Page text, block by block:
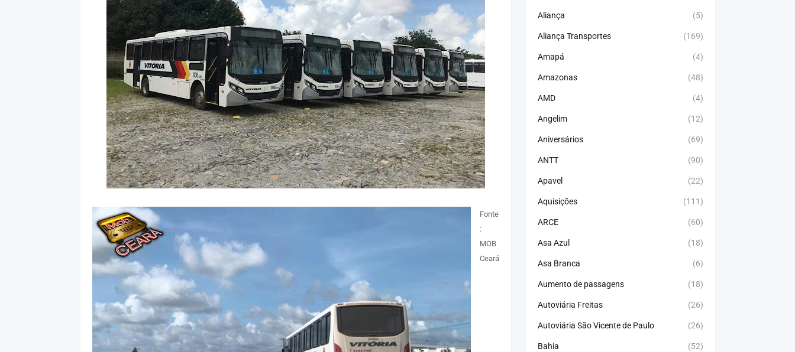
Fonte
:
MOB
Ceará
Aliança (5)
Aliança Transportes (169)
Amapá (4)
Amazonas (48)
AMD (4)
Angelim (12)
Aniversários (69)
ANTT (90)
Apavel (22)
Aquisições (111)
ARCE (60)
Asa Azul (18)
Asa Branca (6)
Aumento de passagens (18)
Autoviária Freitas (26)
Autoviária São Vicente de Paulo (26)
Bahia (52)